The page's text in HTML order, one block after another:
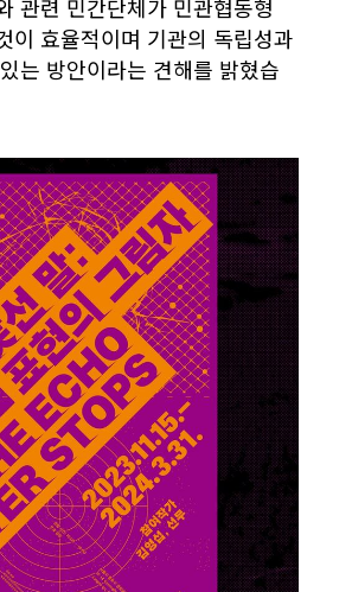
관련 민간단체가 민관협동형
이 효율적이며 기관의 독립성과
는 방안이라는 견해를 밝혔습